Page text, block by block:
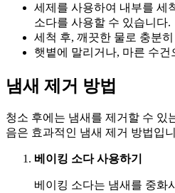
세제를 사용하여 내부를 세
소다를 사용할 수 있습니다.
세척 후, 깨끗한 물로 충분
햇볕에 말리거나, 마른 수건
냄새 제거 방법
청소 후에는 냄새를 제거할 수 있
음은 효과적인 냄새 제거 방법입
베이킹 소다 사용하기
베이킹 소다는 냄새를 중화